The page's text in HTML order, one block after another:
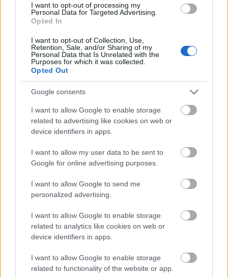
I want to opt-out of processing my
Personal Data for Targeted Advertising.
Opted In
I want to opt-out of Collection, Use,
Retention, Sale, and/or Sharing of my
Personal Data that Is Unrelated with the
Purposes for which it was collected.
Opted Out
Google consents
I want to allow Google to enable storage
related to advertising like cookies on web or
device identifiers in apps.
I want to allow my user data to be sent to
Google for online advertising purposes.
I want to allow Google to send me
personalized advertising.
I want to allow Google to enable storage
related to analytics like cookies on web or
device identifiers in apps.
I want to allow Google to enable storage
related to functionality of the website or app.
párhuzamba állító írás miatt vált a politikai
támadások célpontjává.
Forrás:MTI
Rádió Oroszország
SZAVAKKAL FESTENI